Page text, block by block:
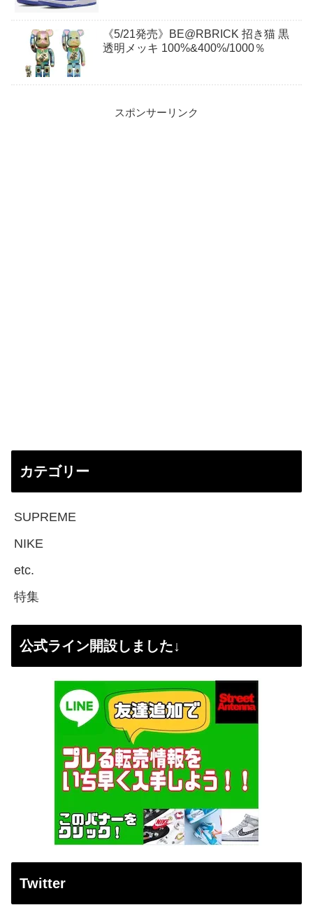
《5/21発売》BE@RBRICK 招き猫 黒
透明メッキ 100%&400%/1000％
スポンサーリンク
カテゴリー
SUPREME
NIKE
etc.
特集
公式ライン開設しました↓
Twitter